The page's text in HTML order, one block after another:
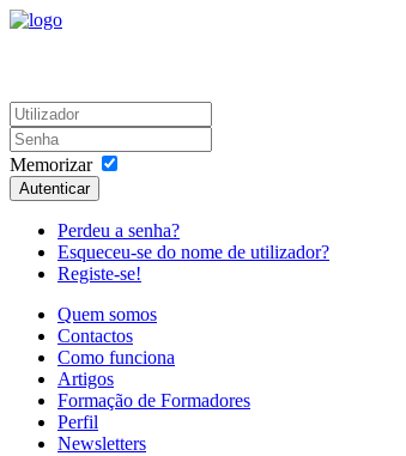
Memorizar
Autenticar
Perdeu a senha?
Esqueceu-se do nome de utilizador?
Registe-se!
Quem somos
Contactos
Como funciona
Artigos
Formação de Formadores
Perfil
Newsletters